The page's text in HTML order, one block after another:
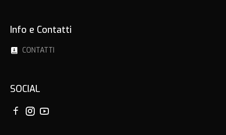
Info e Contatti
CONTATTI
SOCIAL